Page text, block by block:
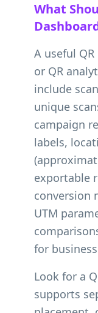
What
A useful
or QR
include
unique
campaign
labels,
exportable
conversion
UTM
for
Look for a
supports